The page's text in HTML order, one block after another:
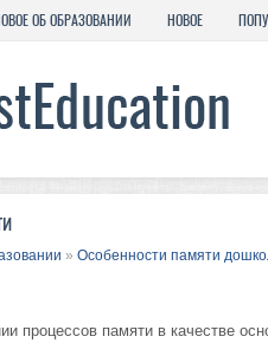
ОБ ОБРАЗОВАНИИ НОВОЕ
» Особенности памяти
процессов памяти в качестве